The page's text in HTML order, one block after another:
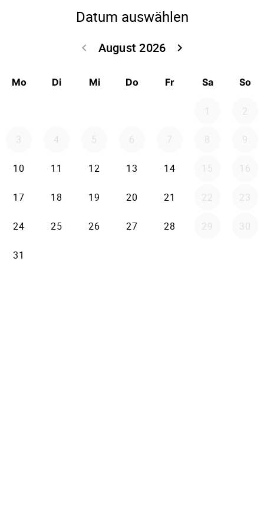
Datum auswählen
August 2026
keyboard_arrow_left
keyboard_arrow_right
Mo Di Mi Do Fr Sa So
1 2
3 4 5 6 7 8 9
10 11 12 13 14 15 16
17 18 19 20 21 22 23
24 25 26 27 28 29 30
31